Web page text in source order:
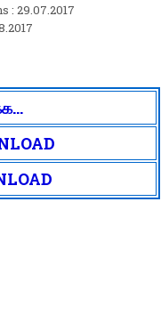
: 29.07.2017